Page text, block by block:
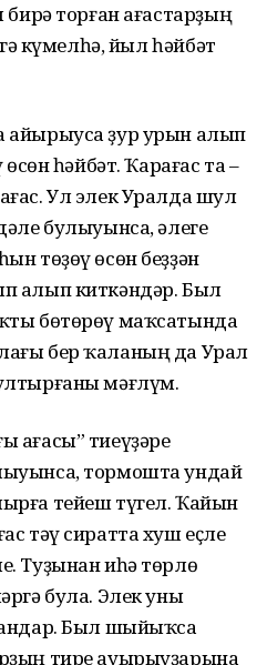
торған ағастарҙың
күмелһә, йыл һәйбәт
айырыуса ҙур урын алып
һәйбәт. Ҡарағас та –
Ул элек Уралда шул
булыуынса, әлеге
төҙөү өсөн беҙҙән
алып киткәндәр. Был
бөтөрөү маҡсатында
бер ҡаланың да Урал
мәғлүм.
ағасы” тиеүҙәре
тормошта ундай
тейеш түгел. Ҡайын
тәү сиратта хуш еҫле
Туҙынан иһә төрлө
була. Элек уны
Был шыйыҡса
тире ауырыуҙарына